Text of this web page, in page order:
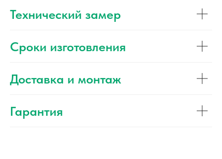
Технический замер
Сроки изготовления
Доставка и монтаж
Гарантия